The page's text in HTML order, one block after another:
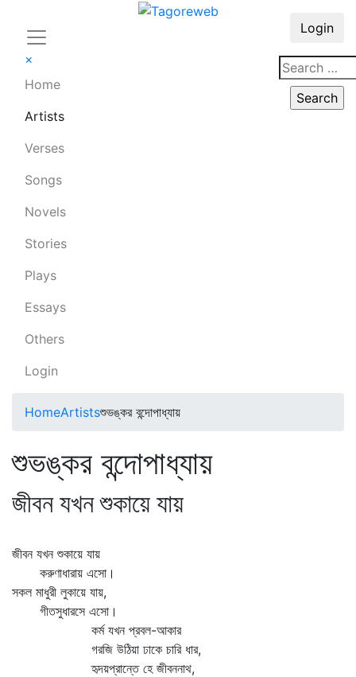
×
Home
Artists
Verses
Songs
Novels
Stories
Plays
Essays
Others
Login
Login
HomeArtistsশুভঙ্কর বন্দোপাধ্যায়
শুভঙ্কর বন্দোপাধ্যায়
জীবন যখন শুকায়ে যায়
জীবন যখন শুকায়ে যায়
করুণাধারায় এসো।
সকল মাধুরী লুকায়ে যায়,
গীতসুধারসে এসো।
কর্ম যখন প্রবল-আকার
গরজি উঠিয়া ঢাকে চারি ধার,
হৃদয়প্রান্তে হে জীবননাথ,